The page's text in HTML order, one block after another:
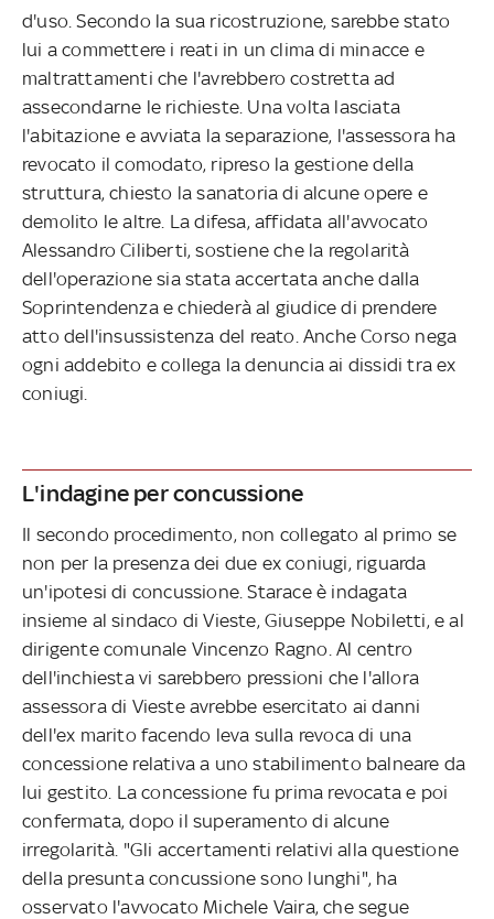
d'uso. Secondo la sua ricostruzione, sarebbe stato
lui a commettere i reati in un clima di minacce e
maltrattamenti che l'avrebbero costretta ad
assecondarne le richieste. Una volta lasciata
l'abitazione e avviata la separazione, l'assessora ha
revocato il comodato, ripreso la gestione della
struttura, chiesto la sanatoria di alcune opere e
demolito le altre. La difesa, affidata all'avvocato
Alessandro Ciliberti, sostiene che la regolarità
dell'operazione sia stata accertata anche dalla
Soprintendenza e chiederà al giudice di prendere
atto dell'insussistenza del reato. Anche Corso nega
ogni addebito e collega la denuncia ai dissidi tra ex
coniugi.
L'indagine per concussione
Il secondo procedimento, non collegato al primo se
non per la presenza dei due ex coniugi, riguarda
un'ipotesi di concussione. Starace è indagata
insieme al sindaco di Vieste, Giuseppe Nobiletti, e al
dirigente comunale Vincenzo Ragno. Al centro
dell'inchiesta vi sarebbero pressioni che l'allora
assessora di Vieste avrebbe esercitato ai danni
dell'ex marito facendo leva sulla revoca di una
concessione relativa a uno stabilimento balneare da
lui gestito. La concessione fu prima revocata e poi
confermata, dopo il superamento di alcune
irregolarità. "Gli accertamenti relativi alla questione
della presunta concussione sono lunghi", ha
osservato l'avvocato Michele Vaira, che segue